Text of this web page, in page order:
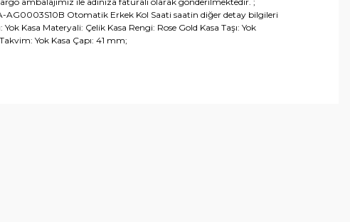
AG0003S10B Otomatik Erkek Kol Saati saatin diğer detay bilgileri
Kasa Materyali: Çelik Kasa Rengi: Rose Gold Kasa Taşı: Yok
Yok Kasa Çapı: 41 mm;